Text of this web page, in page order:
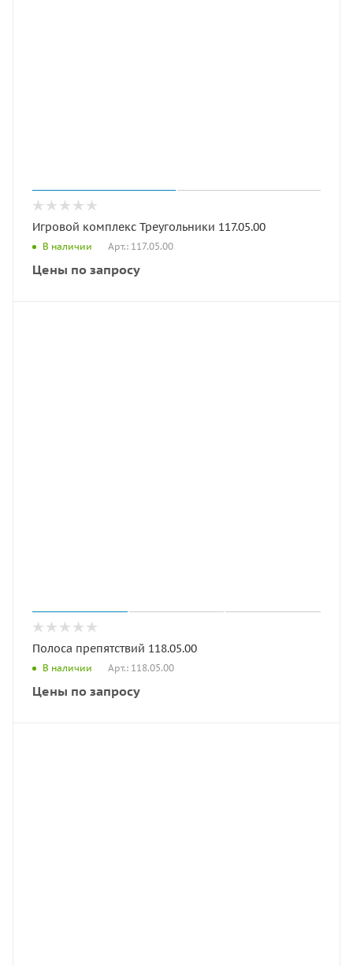
Игровой комплекс Треугольники 117.05.00
В наличии Арт.: 117.05.00
Цены по запросу
Полоса препятствий 118.05.00
В наличии Арт.: 118.05.00
Цены по запросу